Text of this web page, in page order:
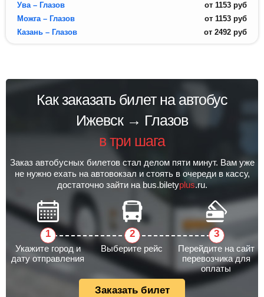
Ува – Глазов
от 1153 руб
Можга – Глазов
от 1153 руб
Казань – Глазов
от 2492 руб
Как заказать билет на автобус
Ижевск → Глазов
в три шага
Заказ автобусных билетов стал делом пяти минут. Вам уже
не нужно ехать на автовокзал и стоять в очереди в кассу,
достаточно зайти на bus.biletyplus.ru.
Укажите город и
дату отправления
Выберите рейс
Перейдите на сайт
перевозчика для
оплаты
Заказать билет